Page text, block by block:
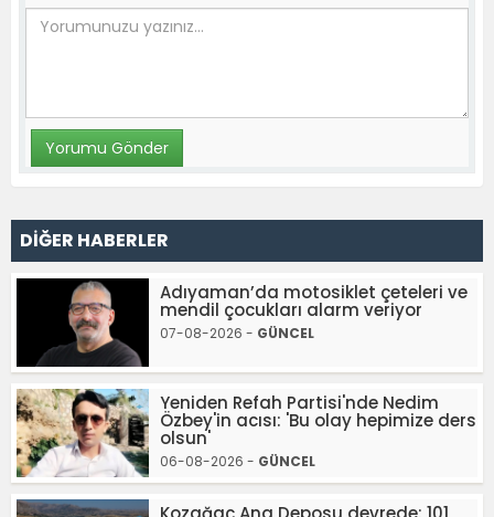
DİĞER HABERLER
Adıyaman’da motosiklet çeteleri ve
mendil çocukları alarm veriyor
07-08-2026 - GÜNCEL
Yeniden Refah Partisi'nde Nedim
Özbey'in acısı: 'Bu olay hepimize ders
olsun'
06-08-2026 - GÜNCEL